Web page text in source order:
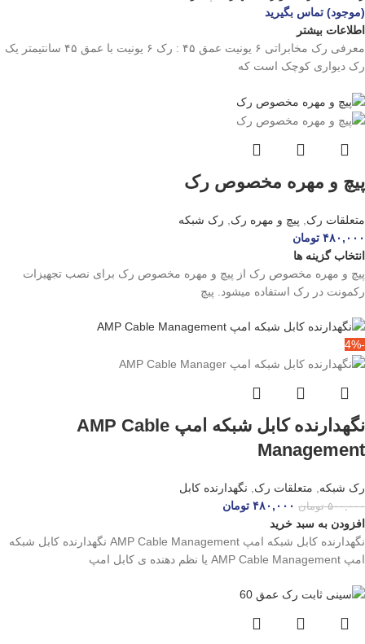
(موجود) تماس بگیرید
اطلاعات بیشتر
معرفی رک مخابراتی ۶ یونیت عمق ۴۵ : رک ۶ یونیت با عمق ۴۵ سانتیمتر یک
رک دیواری کوچک است که
پیچ و مهره مخصوص رک
متعلقات رک پیچ و مهره رک
رک شبکه
۴۸۰,۰۰۰ تومان
انتخاب گزینه ها
پیچ و مهره مخصوص رک از پیچ و مهره مخصوص رک برای نصب تجهیزات
رکمونت در رک استفاده میشود. پیچ
-4%
نگهدارنده کابل شبکه امپ AMP Cable
Management
رک شبکه متعلقات رک نگهدارنده کابل
۵۰۰,۰۰۰ تومان ۴۸۰,۰۰۰ تومان
افزودن به سبد خرید
نگهدارنده کابل شبکه امپ AMP Cable Management نگهدارنده کابل شبکه
امپ AMP Cable Management یا نظم دهنده ی کابل امپ